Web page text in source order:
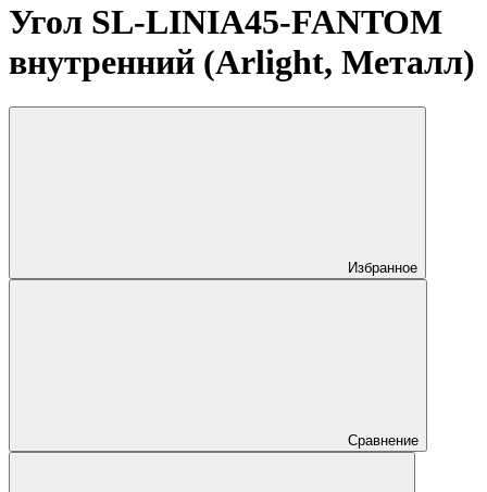
Угол SL-LINIA45-FANTOM
внутренний (Arlight, Металл)
Избранное
Сравнение